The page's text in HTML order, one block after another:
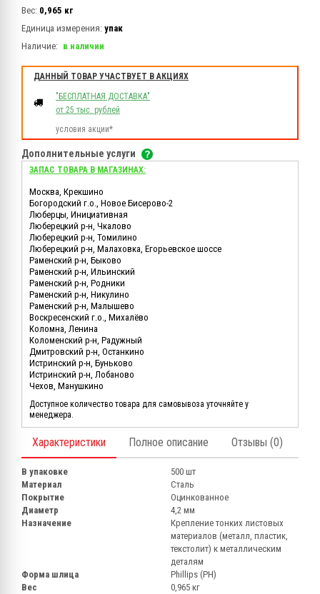
Вес: 0,965 кг
Единица измерения: упак
Наличие: в наличии
ДАННЫЙ ТОВАР УЧАСТВУЕТ В АКЦИЯХ
"БЕСПЛАТНАЯ ДОСТАВКА"
от 25 тыс. рублей
условия акции*
Дополнительные услуги
ЗАПАС ТОВАРА В МАГАЗИНАХ:
Москва, Крекшино
Богородский г.о., Новое Бисерово-2
Люберцы, Инициативная
Люберецкий р-н, Чкалово
Люберецкий р-н, Томилино
Люберецкий р-н, Малаховка, Егорьевское шоссе
Раменский р-н, Быково
Раменский р-н, Ильинский
Раменский р-н, Родники
Раменский р-н, Никулино
Раменский р-н, Малышево
Воскресенский г.о., Михалёво
Коломна, Ленина
Коломенский р-н, Радужный
Дмитровский р-н, Останкино
Истринский р-н, Буньково
Истринский р-н, Лобаново
Чехов, Манушкино
Доступное количество товара для самовывоза уточняйте у
менеджера.
Характеристики Полное описание Отзывы (0)
В упаковке
500 шт
Материал
Сталь
Покрытие
Оцинкованное
Диаметр
4,2 мм
Назначение
Крепление тонких листовых
материалов (металл, пластик,
текстолит) к металлическим
деталям
Форма шлица
Phillips (PH)
Вес
0,965 кг